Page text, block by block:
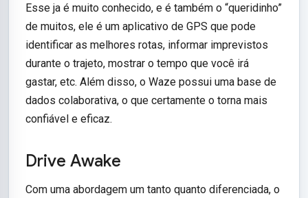
Esse ja é muito conhecido, e é também o “queridinho”
de muitos, ele é um aplicativo de GPS que pode
identificar as melhores rotas, informar imprevistos
durante o trajeto, mostrar o tempo que você irá
gastar, etc. Além disso, o Waze possui uma base de
dados colaborativa, o que certamente o torna mais
confiável e eficaz.
Drive Awake
Com uma abordagem um tanto quanto diferenciada, o